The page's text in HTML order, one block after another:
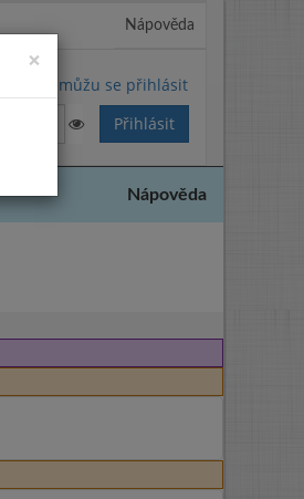
Nápověda
Nemůžu se přihlásit
Nápověda
×